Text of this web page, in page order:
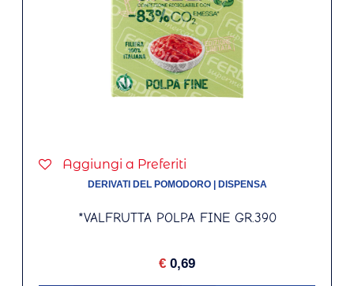
Aggiungi a Preferiti
DERIVATI DEL POMODORO| DISPENSA
*VALFRUTTA POLPA FINE GR.390
€ 0,69